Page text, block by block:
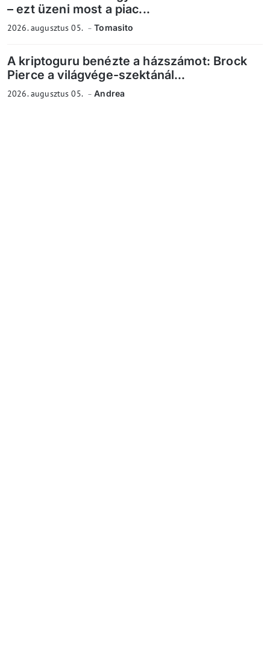
– ezt üzeni most a piac...
2026. augusztus 05. Tomasito
A kriptoguru benézte a házszámot: Brock
Pierce a világvége-szektánál...
2026. augusztus 05. Andrea